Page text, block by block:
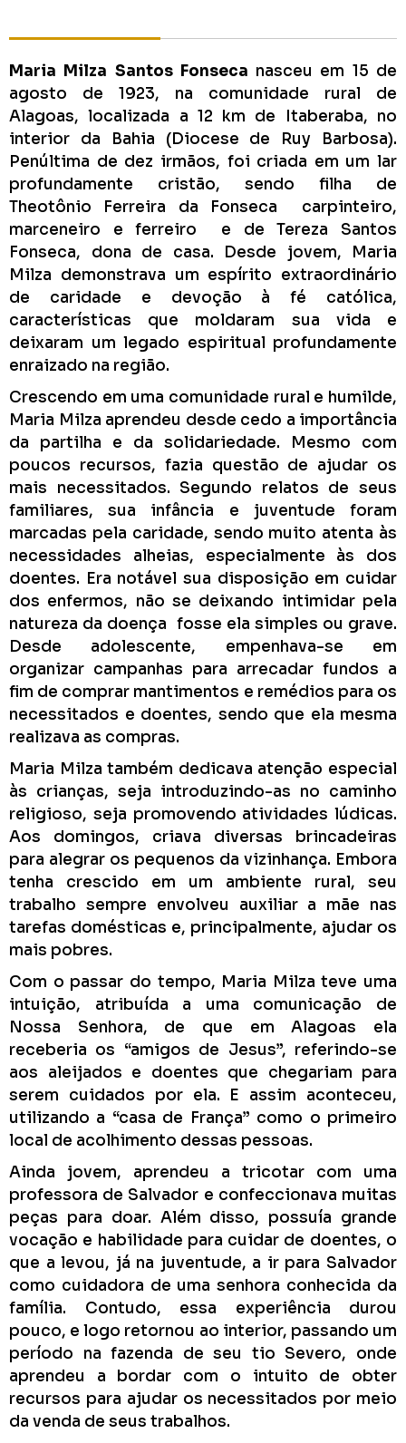
Maria Milza Santos Fonseca nasceu em 15 de
agosto de 1923, na comunidade rural de
Alagoas, localizada a 12 km de Itaberaba, no
interior da Bahia (Diocese de Ruy Barbosa).
Penúltima de dez irmãos, foi criada em um lar
profundamente cristão, sendo filha de
Theotônio Ferreira da Fonseca carpinteiro,
marceneiro e ferreiro e de Tereza Santos
Fonseca, dona de casa. Desde jovem, Maria
Milza demonstrava um espírito extraordinário
de caridade e devoção à fé católica,
características que moldaram sua vida e
deixaram um legado espiritual profundamente
enraizado na região.
Crescendo em uma comunidade rural e humilde,
Maria Milza aprendeu desde cedo a importância
da partilha e da solidariedade. Mesmo com
poucos recursos, fazia questão de ajudar os
mais necessitados. Segundo relatos de seus
familiares, sua infância e juventude foram
marcadas pela caridade, sendo muito atenta às
necessidades alheias, especialmente às dos
doentes. Era notável sua disposição em cuidar
dos enfermos, não se deixando intimidar pela
natureza da doença fosse ela simples ou grave.
Desde adolescente, empenhava-se em
organizar campanhas para arrecadar fundos a
fim de comprar mantimentos e remédios para os
necessitados e doentes, sendo que ela mesma
realizava as compras.
Maria Milza também dedicava atenção especial
às crianças, seja introduzindo-as no caminho
religioso, seja promovendo atividades lúdicas.
Aos domingos, criava diversas brincadeiras
para alegrar os pequenos da vizinhança. Embora
tenha crescido em um ambiente rural, seu
trabalho sempre envolveu auxiliar a mãe nas
tarefas domésticas e, principalmente, ajudar os
mais pobres.
Com o passar do tempo, Maria Milza teve uma
intuição, atribuída a uma comunicação de
Nossa Senhora, de que em Alagoas ela
receberia os “amigos de Jesus”, referindo-se
aos aleijados e doentes que chegariam para
serem cuidados por ela. E assim aconteceu,
utilizando a “casa de França” como o primeiro
local de acolhimento dessas pessoas.
Ainda jovem, aprendeu a tricotar com uma
professora de Salvador e confeccionava muitas
peças para doar. Além disso, possuía grande
vocação e habilidade para cuidar de doentes, o
que a levou, já na juventude, a ir para Salvador
como cuidadora de uma senhora conhecida da
família. Contudo, essa experiência durou
pouco, e logo retornou ao interior, passando um
período na fazenda de seu tio Severo, onde
aprendeu a bordar com o intuito de obter
recursos para ajudar os necessitados por meio
da venda de seus trabalhos.